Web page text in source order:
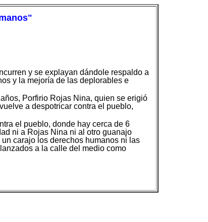
y se explayan dándole respaldo a
y la mejoría de las deplorables e
Porfirio Rojas Nina, quien se erigió
a despotricar contra el pueblo,
el pueblo, donde hay cerca de 6
ni a Rojas Nina ni al otro guanajo
carajo los derechos humanos ni las
a la calle del medio como